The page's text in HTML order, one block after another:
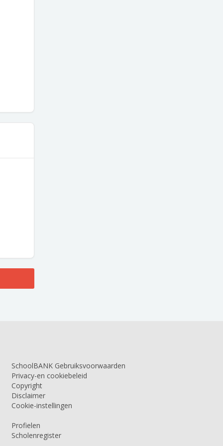
SchoolBANK Gebruiksvoorwaarden
Privacy-en cookiebeleid
Copyright
Disclaimer
Cookie-instellingen
Profielen
Scholenregister